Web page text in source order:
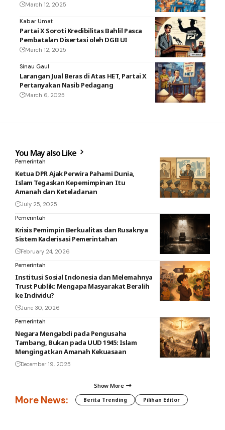
March 12, 2025
Kabar Umat
Partai X Soroti Kredibilitas Bahlil Pasca
Pembatalan Disertasi oleh DGB UI
March 12, 2025
Sinau Gaul
Larangan Jual Beras di Atas HET, Partai X
Pertanyakan Nasib Pedagang
March 6, 2025
You May also Like
Pemerintah
Ketua DPR Ajak Perwira Pahami Dunia,
Islam Tegaskan Kepemimpinan Itu
Amanah dan Keteladanan
July 25, 2025
Pemerintah
Krisis Pemimpin Berkualitas dan Rusaknya
Sistem Kaderisasi Pemerintahan
February 24, 2026
Pemerintah
Institusi Sosial Indonesia dan Melemahnya
Trust Publik: Mengapa Masyarakat Beralih
ke Individu?
June 30, 2026
Pemerintah
Negara Mengabdi pada Pengusaha
Tambang, Bukan pada UUD 1945: Islam
Mengingatkan Amanah Kekuasaan
December 19, 2025
Show More
More News: Berita Trending Pilihan Editor